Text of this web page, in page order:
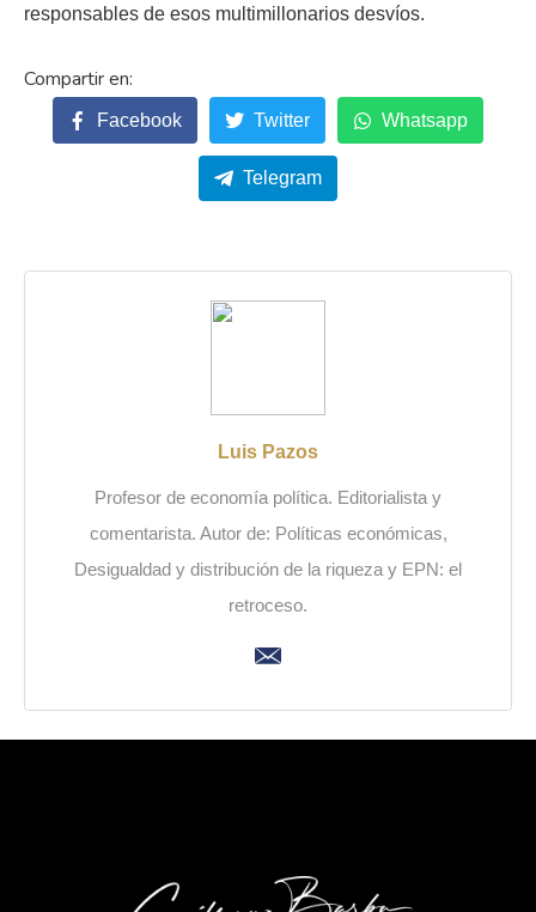
responsables de esos multimillonarios desvíos.
Facebook Twitter Whatsapp
Telegram
Luis Pazos
Profesor de economía política. Editorialista y
comentarista. Autor de: Políticas económicas,
Desigualdad y distribución de la riqueza y EPN: el
retroceso.